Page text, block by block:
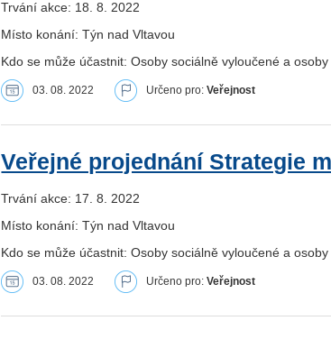
Trvání akce: 18. 8. 2022
Místo konání: Týn nad Vltavou
Kdo se může účastnit: Osoby sociálně vyloučené a
03. 08. 2022 Určeno pro:Veřejnost
Veřejné projednání Strategie
Trvání akce: 17. 8. 2022
Místo konání: Týn nad Vltavou
Kdo se může účastnit: Osoby sociálně vyloučené a
03. 08. 2022 Určeno pro:Veřejnost